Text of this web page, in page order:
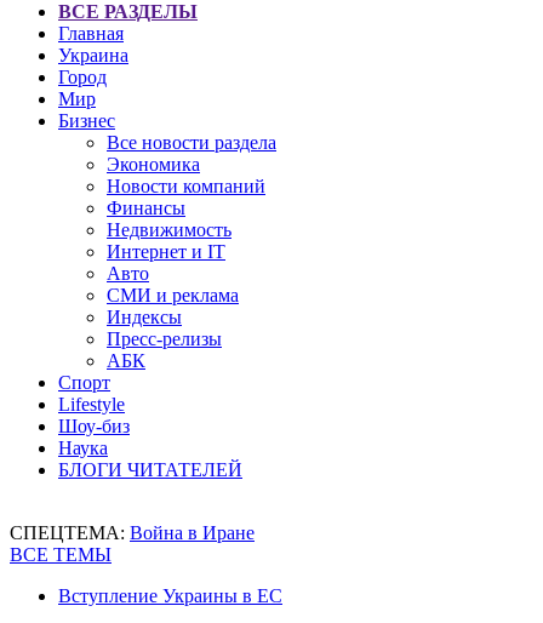
ВСЕ РАЗДЕЛЫ
Главная
Украина
Город
Мир
Бизнес
Все новости раздела
Экономика
Новости компаний
Финансы
Недвижимость
Интернет и IT
Авто
СМИ и реклама
Индексы
Пресс-релизы
АБК
Спорт
Lifestyle
Шоу-биз
Наука
БЛОГИ ЧИТАТЕЛЕЙ
СПЕЦТЕМА: Война в Иране
ВСЕ ТЕМЫ
Вступление Украины в ЕС